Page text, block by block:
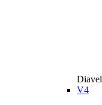
Diavel
V4